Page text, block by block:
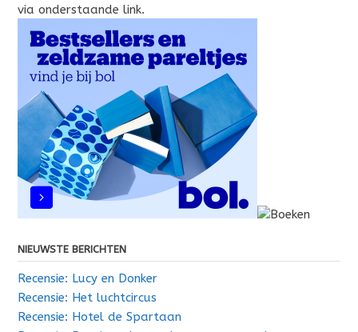
via onderstaande link.
NIEUWSTE BERICHTEN
Recensie: Lucy en Donker
Recensie: Het luchtcircus
Recensie: Hotel de Spartaan